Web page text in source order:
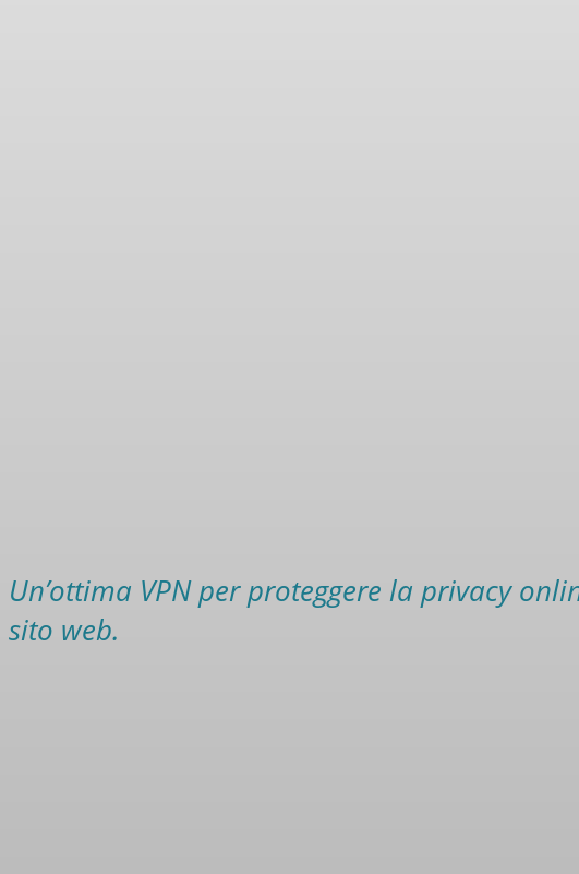
Un’ottima VPN per proteggere la privacy
sito web.